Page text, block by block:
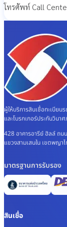
โทรศัพท์ Call
ผู้ให้บริการสินเชื่อทะเบียน
และโบรกเกอร์ประกันวินา
428 อาคารอารีย์ ฮิลล์ ถน
แขวงสามเสนใน เขตพญา
มาตรฐานการรับรอง
สินเชื่อ